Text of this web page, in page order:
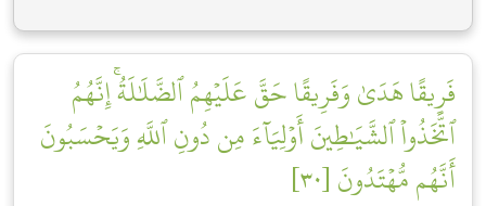
فَرِيقًا هَدَىٰ وَفَرِيقًا حَقَّ عَلَيۡهِمُ ٱلضَّلَٰلَةُۚ إِنَّهُمُ
ٱتَّخَذُواْ ٱلشَّيَٰطِينَ أَوۡلِيَآءَ مِن دُونِ ٱللَّهِ وَيَحۡسَبُونَ
أَنَّهُم مُّهۡتَدُونَ [٣٠]